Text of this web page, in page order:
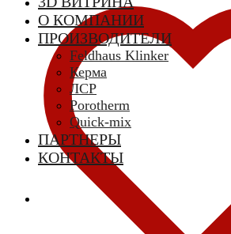
О КОМПАНИИ
ПРОИЗВОДИТЕЛИ
Feldhaus Klinker
Керма
ЛСР
Porotherm
Quick-mix
ПАРТНЕРЫ
КОНТАКТЫ